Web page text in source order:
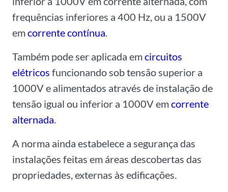
frequências inferiores a 400 Hz, ou a 1500V
emcorrente contínua.
Também pode ser aplicada emcircuitos
elétricos funcionando sob tensão superior a
1000V e alimentados através de instalação de
tensão igual ou inferior a 1000V emcorrente
alternada.
A norma ainda estabelece a segurança das
instalações feitas em áreas descobertas das
propriedades, externas às edificações.